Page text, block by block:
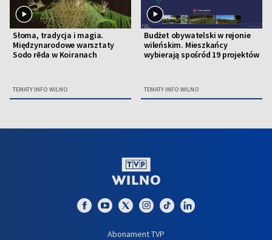
Słoma, tradycja i magia.
Międzynarodowe warsztaty
Sodo rēda w Koiranach
TEMATY INFO WILNO
Budżet obywatelski w rejonie
wileńskim. Mieszkańcy
wybierają spośród 19 projektów
TEMATY INFO WILNO
Abonament TVP